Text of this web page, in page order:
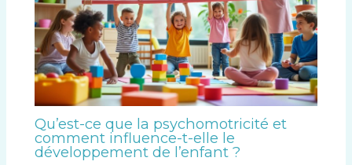
Qu’est-ce que la psychomotricité et
comment influence-t-elle le
développement de l’enfant ?